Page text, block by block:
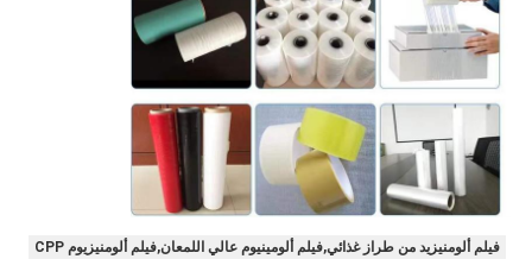
فيلم ألومنيزيد من طراز غذائي,فيلم ألومينيوم عالي اللمعان,فيلم ألومنيزيوم CPP